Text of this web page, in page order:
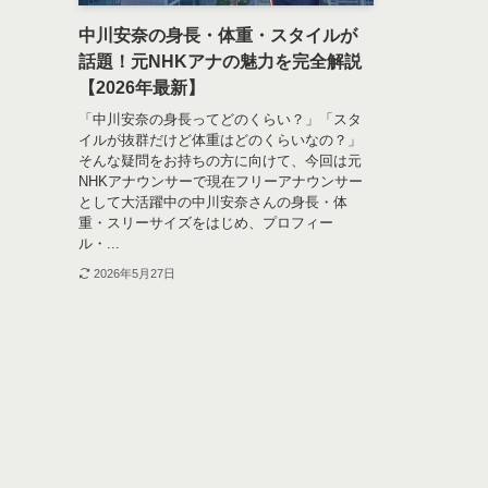
中川安奈の身長・体重・スタイルが
話題！元NHKアナの魅力を完全解説
【2026年最新】
「中川安奈の身長ってどのくらい？」「スタ
イルが抜群だけど体重はどのくらいなの？」
そんな疑問をお持ちの方に向けて、今回は元
NHKアナウンサーで現在フリーアナウンサー
として大活躍中の中川安奈さんの身長・体
重・スリーサイズをはじめ、プロフィー
ル・...
2026年5月27日